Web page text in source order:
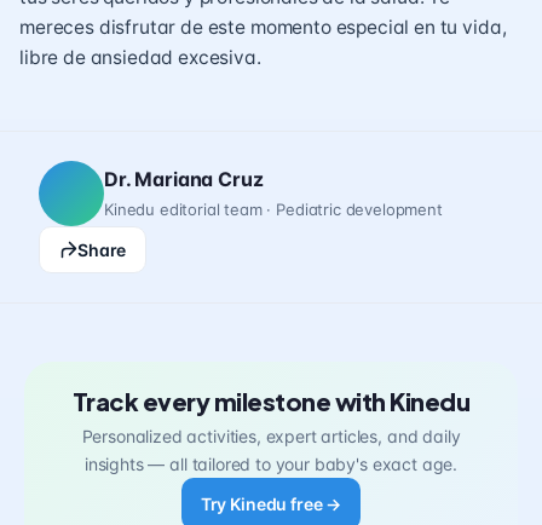
mereces disfrutar de este momento especial en tu vida,
libre de ansiedad excesiva.
Dr. Mariana Cruz
Kinedu editorial team · Pediatric development
Share
Track every milestone with Kinedu
Personalized activities, expert articles, and daily
insights — all tailored to your baby's exact age.
Try Kinedu free →